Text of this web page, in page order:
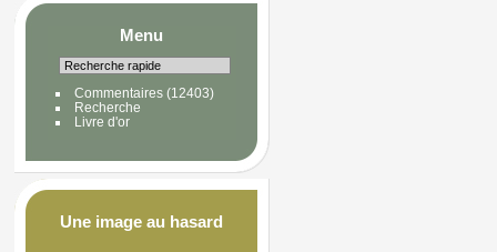
Menu
Commentaires(12403)
Recherche
Livre d'or
Une image au hasard